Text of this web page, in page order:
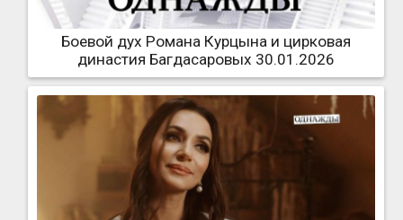
Боевой дух Романа Курцына и цирковая
династия Багдасаровых 30.01.2026